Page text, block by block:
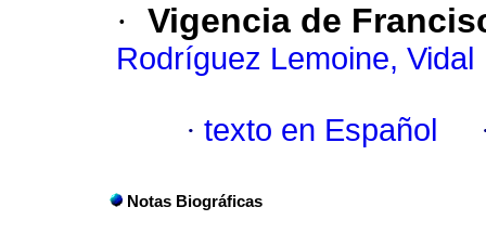
· Vigencia de
Rodríguez Lemoine, Vidal
· texto en Español
Notas Biográficas